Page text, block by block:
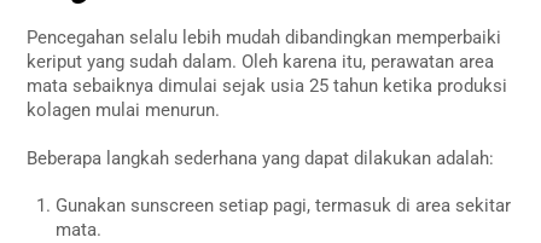
Pencegahan selalu lebih mudah dibandingkan memperbaiki
keriput yang sudah dalam. Oleh karena itu, perawatan area
mata sebaiknya dimulai sejak usia 25 tahun ketika produksi
kolagen mulai menurun.
Beberapa langkah sederhana yang dapat dilakukan adalah:
Gunakan sunscreen setiap pagi, termasuk di area sekitar
mata.